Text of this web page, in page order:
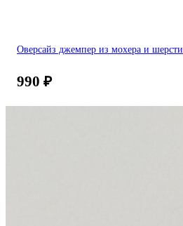
Оверсайз джемпер из мохера и шерсти
990 ₽